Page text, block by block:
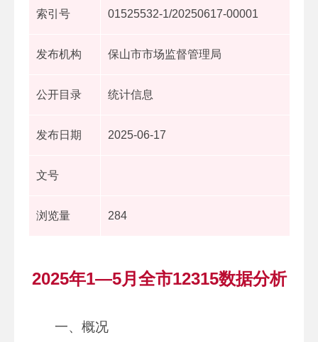
索引号 01525532-1/20250617-00001
发布机构 保山市市场监督管理局
公开目录 统计信息
发布日期 2025-06-17
文号
浏览量 284
2025年1—5月全市12315数据分析
一、概况